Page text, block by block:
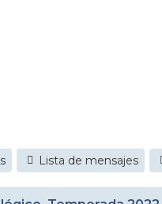
Lista de mensajes